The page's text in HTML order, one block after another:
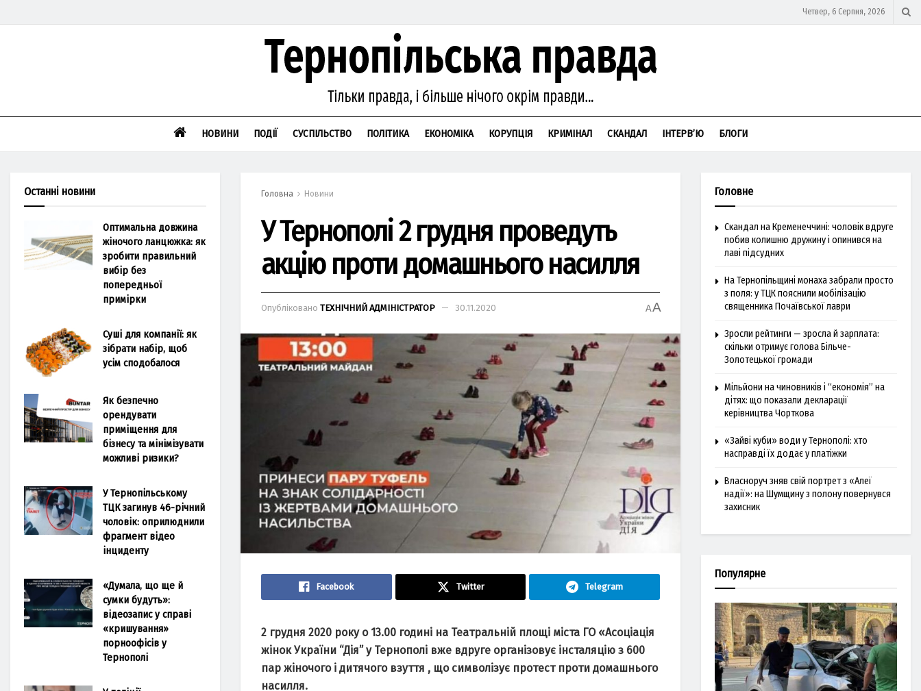
Четвер, 6 Серпня, 2026
НОВИНИ ПОДІЇ СУСПІЛЬСТВО ПОЛІТИКА ЕКОНОМІКА КОРУПЦІЯ КРИМІНАЛ СКАНДАЛ ІНТЕРВ’Ю БЛОГИ
Головна Новини
У Тернополі 2 грудня проведуть
акцію проти домашнього насилля
Опубліковано ТЕХНІЧНИЙ АДМІНІСТРАТОР 30.11.2020 AA
Facebook Twitter Telegram
2 грудня 2020 року о 13.00 годині на Театральній площі міста ГО «Асоціація
жінок України “Дія” у Тернополі вже вдруге організовує інсталяцію з 600
пар жіночого і дитячого взуття , що символізує протест проти домашнього
насилля.
Останні новини
Оптимальна довжина
жіночого ланцюжка: як
зробити правильний
вибір без
попередньої
примірки
Суші для компанії: як
зібрати набір, щоб
усім сподобалося
Як безпечно
орендувати
приміщення для
бізнесу та мінімізувати
можливі ризики?
У Тернопільському
ТЦК загинув 46-річний
чоловік: оприлюднили
фрагмент відео
інциденту
«Думала, що ще й
сумки будуть»:
відеозапис у справі
«кришування»
порноофісів у
Тернополі
Головне
Скандал на Кременеччині: чоловік вдруге
побив колишню дружину і опинився на
лаві підсудних
На Тернопільщині монаха забрали просто
з поля: у ТЦК пояснили мобілізацію
священника Почаївської лаври
Зросли рейтинги — зросла й зарплата:
скільки отримує голова Більче-
Золотецької громади
Мільйони на чиновників і “економія” на
дітях: що показали декларації
керівництва Чорткова
«Зайві куби» води у Тернополі: хто
насправді їх додає у платіжки
Власноруч зняв свій портрет з «Алеї
надії»: на Шумщину з полону повернувся
захисник
Популярне